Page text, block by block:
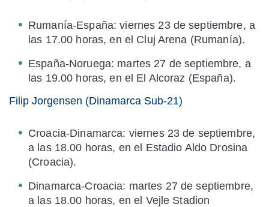
Rumanía-España: viernes 23 de septiembre, a
las 17.00 horas, en el Cluj Arena (Rumanía).
España-Noruega: martes 27 de septiembre, a
las 19.00 horas, en el El Alcoraz (España).
Filip Jorgensen (Dinamarca Sub-21)
Croacia-Dinamarca: viernes 23 de septiembre,
a las 18.00 horas, en el Estadio Aldo Drosina
(Croacia).
Dinamarca-Croacia: martes 27 de septiembre,
a las 18.00 horas, en el Vejle Stadion